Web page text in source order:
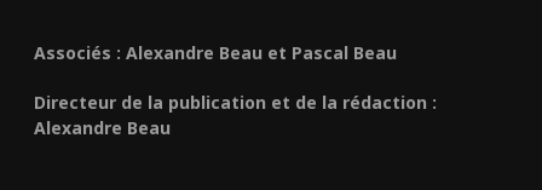
Associés : Alexandre Beau et Pascal Beau
Directeur de la publication et de la rédaction :
Alexandre Beau